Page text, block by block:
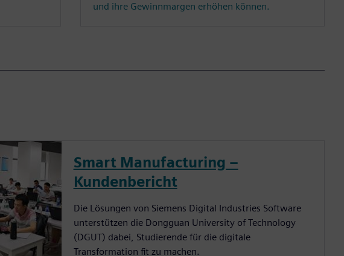
und ihre Gewinnmargen erhöhen können.
Smart Manufacturing –
Kundenbericht
Die Lösungen von Siemens Digital Industries Software
unterstützen die Dongguan University of Technology
(DGUT) dabei, Studierende für die digitale
Transformation fit zu machen.